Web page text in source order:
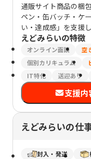
通販サイト商品の梱
ペン・缶バッチ・ケ
い・達成感」を支援
えどみらいの特徴
オンライン面談 空
個別カリキュラム
IT特化
送迎あり
支援
えどみらいの仕
封入・発送